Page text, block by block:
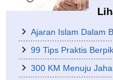
Ajaran Islam Dalam
99 Tips Praktis
300 KM Menuju